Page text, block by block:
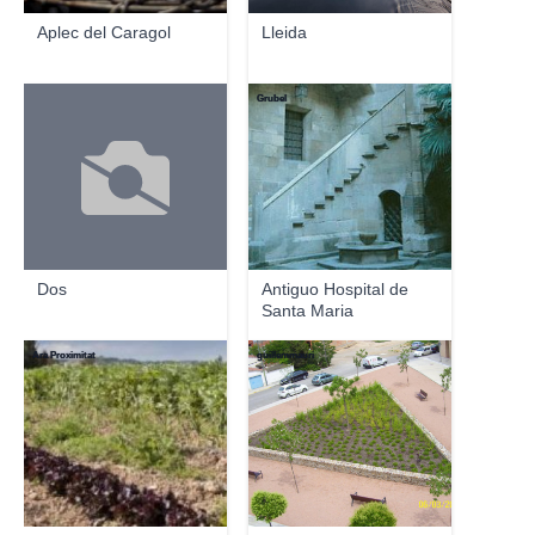
Aplec del Caragol Lleida
Dos
Antiguo Hospital de
Santa Maria
Grubel
Ara Proximitat guillemmauri